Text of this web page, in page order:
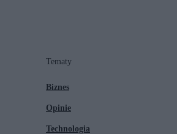
Tematy
Biznes
Opinie
Technologia